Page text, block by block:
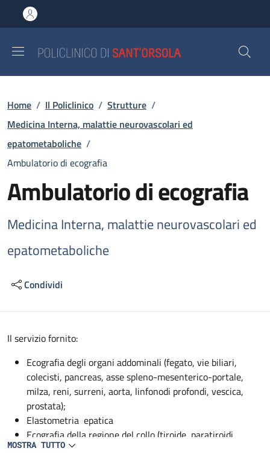
al contenuto principale
to footer content
Briciole di pane
Home / Il Policlinico / Strutture /
Medicina Interna, malattie neurovascolari ed
epatometaboliche /
Ambulatorio di ecografia
Ambulatorio di ecografia
Medicina Interna, malattie neurovascolari ed
epatometaboliche
Condividi
Descrizione
Il servizio fornito:
Ecografia degli organi addominali (fegato, vie biliari,
colecisti, pancreas, asse spleno-mesenterico-portale,
milza, reni, surreni, aorta, linfonodi profondi, vescica,
prostata);
Elastometria epatica
Ecografia della regione del collo (tiroide, paratiroidi,
ghiandole sottomandibolari, parotidi);
MOSTRA TUTTO